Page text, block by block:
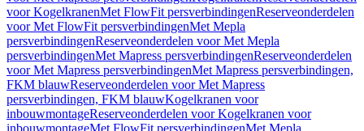
voor KogelkranenMet FlowFit persverbindingenReserveonderdelen
voor Met FlowFit persverbindingenMet Mepla
persverbindingenReserveonderdelen voor Met Mepla
persverbindingenMet Mapress persverbindingenReserveonderdelen
voor Met Mapress persverbindingenMet Mapress persverbindingen,
FKM blauwReserveonderdelen voor Met Mapress
persverbindingen, FKM blauwKogelkranen voor
inbouwmontageReserveonderdelen voor Kogelkranen voor
inbouwmontageMet FlowFit persverbindingenMet Mepla